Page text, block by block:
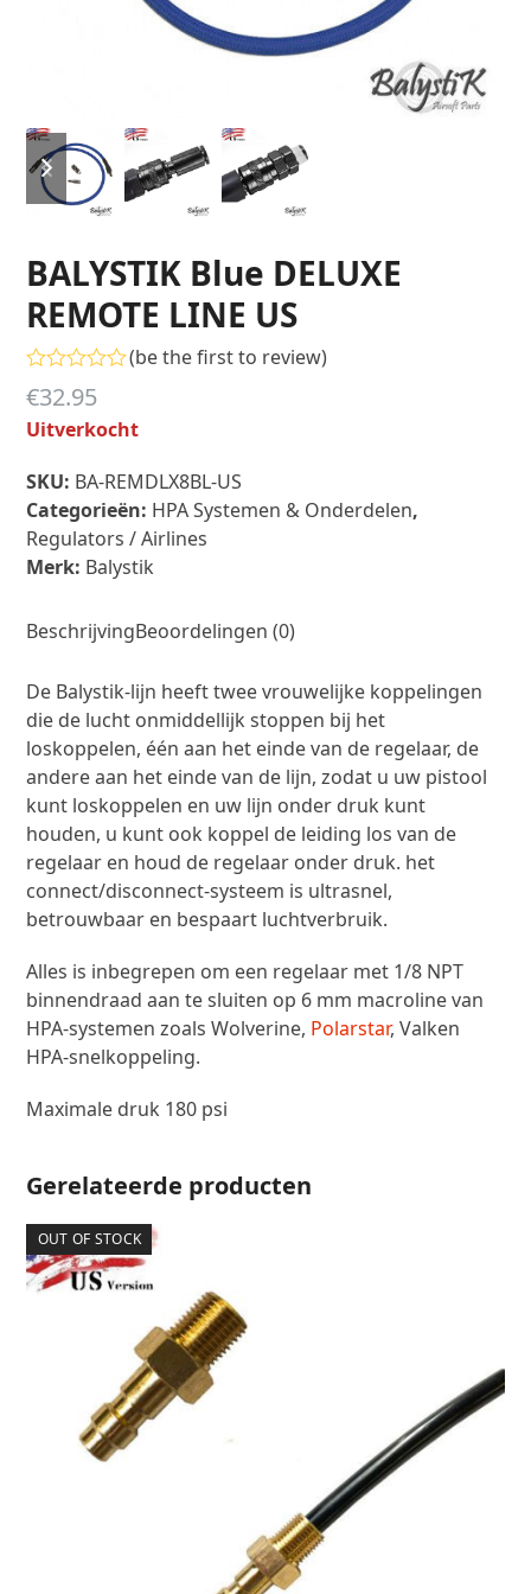
previous
slide
next
slide
BALYSTIK Blue DELUXE
REMOTE LINE US
Gewaardeerd
0
uit
5
(be the first to review)
€32.95
Uitverkocht
Toevoegen aan verlanglijst
SKU:BA-REMDLX8BL-US
Categorieën:HPA Systemen & Onderdelen
Regulators / Airlines
De Balystik-lijn heeft twee vrouwelijke koppelingen
die de lucht onmiddellijk stoppen bij het
loskoppelen, één aan het einde van de regelaar, de
andere aan het einde van de lijn, zodat u uw pistool
kunt loskoppelen en uw lijn onder druk kunt
houden, u kunt ook koppel de leiding los van de
regelaar en houd de regelaar onder druk. het
connect/disconnect-systeem is ultrasnel,
Alles is inbegrepen om een ​​regelaar met 1/8 NPT
binnendraad aan te sluiten op 6 mm macroline van
HPA-systemen zoals Wolverine,
OUT OF STOCK